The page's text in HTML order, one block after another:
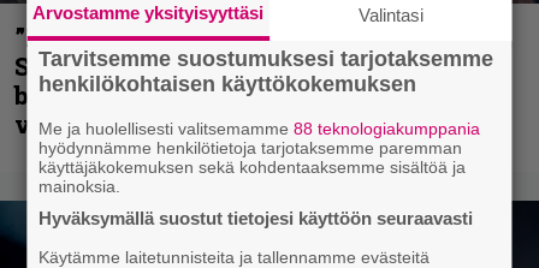
”He ovat tuoneet soittoon jotain uutta” –
Sepulturan Andreas Kisser nimeää
bändin, jonka riffit ovat tehneet
vaikutuksen
Arvostamme yksityisyyttäsi Valintasi
Tarvitsemme suostumuksesi tarjotaksemme
henkilökohtaisen käyttökokemuksen
Me ja huolellisesti valitsemamme88 teknologiakumppania
hyödynnämme henkilötietoja tarjotaksemme paremman
käyttäjäkokemuksen sekä kohdentaaksemme sisältöä ja
mainoksia.
Hyväksymällä suostut tietojesi käyttöön seuraavasti
Käytämme laitetunnisteita ja tallennamme evästeitä